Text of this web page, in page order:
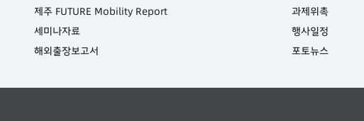
제주 FUTURE Mobility Report
세미나자료
해외출장보고서
과제위촉
행사일정
포토뉴스